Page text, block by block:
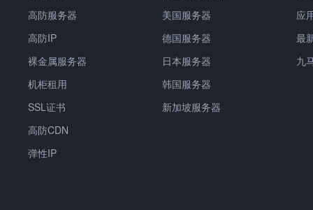
高防服务器
高防IP
裸金属服务器
机柜租用
SSL证书
高防CDN
弹性IP
美国服务器
德国服务器
日本服务器
韩国服务器
新加坡服务器
应
最
九